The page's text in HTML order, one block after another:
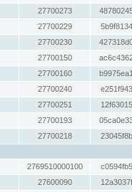
27700273
27700229
27700230
27700150
27700160
27700240
27700251
27700193
27700218
2769510000100
27600090